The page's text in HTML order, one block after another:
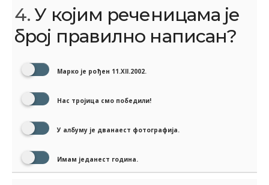
4.У којим реченицама је
број правилно написан?
Марко је рођен 11.XII.2002.
Нас тројица смо победили!
У албуму је дванаест фотографија.
Имам једанест година.